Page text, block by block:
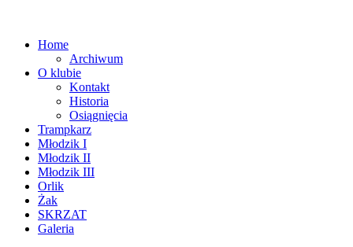
Home
Archiwum
O klubie
Kontakt
Historia
Osiągnięcia
Trampkarz
Młodzik I
Młodzik II
Młodzik III
Orlik
Żak
SKRZAT
Galeria